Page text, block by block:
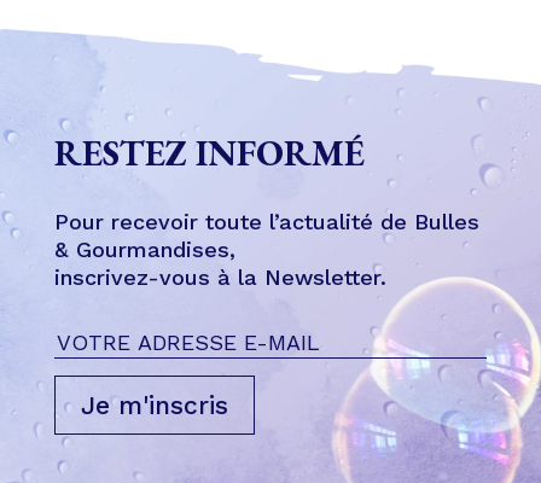
RESTEZ INFORMÉ
Pour recevoir toute l’actualité de Bulles
& Gourmandises,
inscrivez-vous à la Newsletter.
Je m'inscris